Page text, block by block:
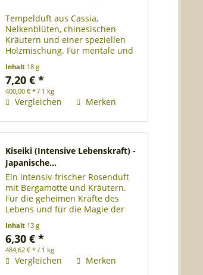
Tempelduft aus Cassia,
Nelkenblüten, chinesischen
Kräutern und einer speziellen
Holzmischung. Für mentale und
Rolle mit ca. 22 japanischen
Räucherstäbchen Länge der
Räucherstäbchen 22 cm lang
Brenndauer je...
Inhalt 18 g
7,20 € *
400,00 € * / 1 kg
Vergleichen Merken
Kiseiki (Intensive Lebenskraft) -
Japanische...
Ein intensiv-frischer Rosenduft
mit Bergamotte und Kräutern.
Für die geheimen Kräfte des
Lebens und für die Magie der
japanischen Räucherstäbchen
Länge der Räucherstäbchen 13
cm Brenndauer je
Räucherstäbchen ca....
Inhalt 13 g
6,30 € *
484,62 € * / 1 kg
Vergleichen Merken